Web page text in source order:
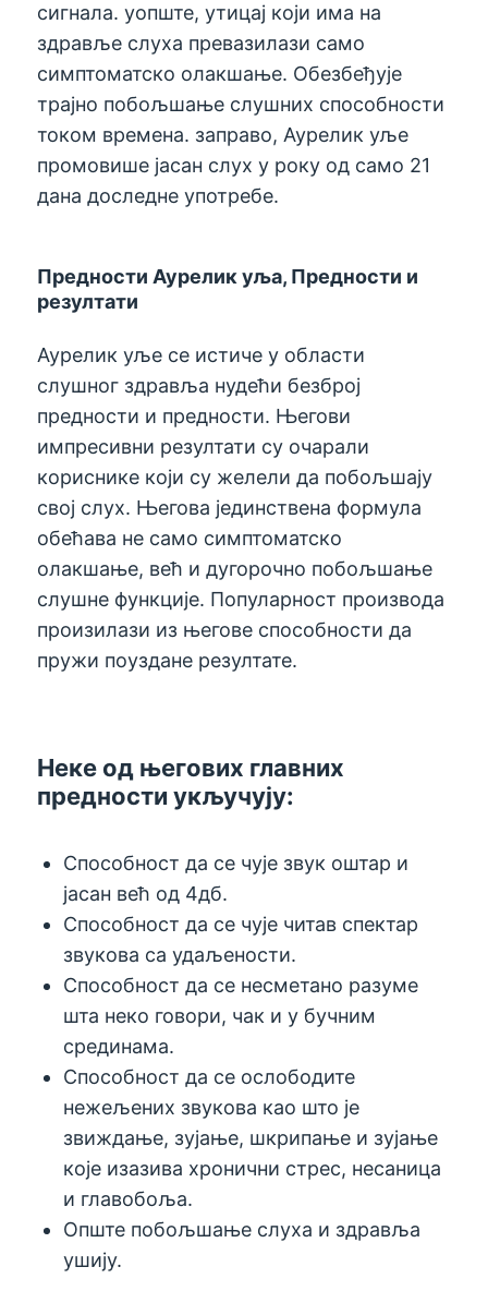
сигнала. уопште, утицај који има на
здравље слуха превазилази само
симптоматско олакшање. Обезбеђује
трајно побољшање слушних способности
током времена. заправо, Аурелик уље
промовише јасан слух у року од само 21
дана доследне употребе.
Предности Аурелик уља, Предности и
резултати
Аурелик уље се истиче у области
слушног здравља нудећи безброј
предности и предности. Његови
импресивни резултати су очарали
кориснике који су желели да побољшају
свој слух. Његова јединствена формула
обећава не само симптоматско
олакшање, већ и дугорочно побољшање
слушне функције. Популарност производа
произилази из његове способности да
пружи поуздане резултате.
Неке од његових главних
предности укључују:
Способност да се чује звук оштар и
јасан већ од 4дб.
Способност да се чује читав спектар
звукова са удаљености.
Способност да се несметано разуме
шта неко говори, чак и у бучним
срединама.
Способност да се ослободите
нежељених звукова као што је
звиждање, зујање, шкрипање и зујање
које изазива хронични стрес, несаница
и главобоља.
Опште побољшање слуха и здравља
ушију.